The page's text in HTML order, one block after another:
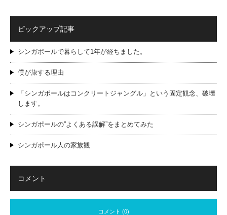
ピックアップ記事
シンガポールで暮らして1年が経ちました。
僕が旅する理由
「シンガポールはコンクリートジャングル」という固定観念、破壊
します。
シンガポールの”よくある誤解”をまとめてみた
シンガポール人の家族観
コメント
コメント (0)